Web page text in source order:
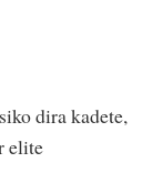
dira kadete,
elite